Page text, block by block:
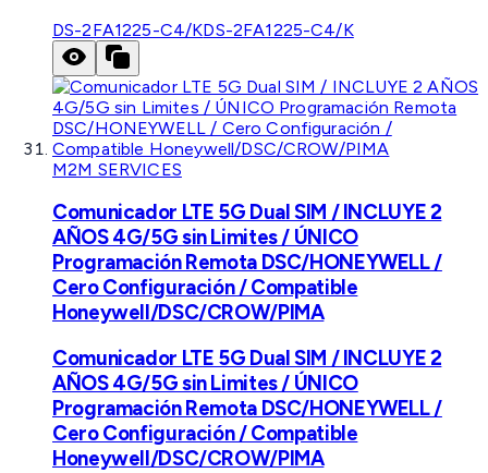
DS-2FA1225-C4/KDS-2FA1225-C4/K
M2M SERVICES
Comunicador LTE 5G Dual SIM / INCLUYE 2
AÑOS 4G/5G sin Limites / ÚNICO
Programación Remota DSC/HONEYWELL /
Cero Configuración / Compatible
Honeywell/DSC/CROW/PIMA
Comunicador LTE 5G Dual SIM / INCLUYE 2
AÑOS 4G/5G sin Limites / ÚNICO
Programación Remota DSC/HONEYWELL /
Cero Configuración / Compatible
Honeywell/DSC/CROW/PIMA